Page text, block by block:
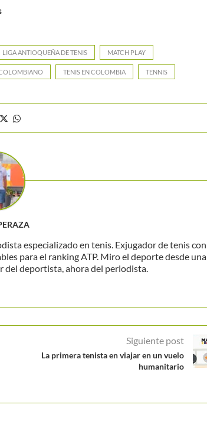
LIGA ANTIOQUEÑA DE TENIS MATCH PLAY
TENIS EN COLOMBIA TENNIS
especializado en tenis. Exjugador de tenis con
para el ranking ATP. Miro el deporte desde una
del deportista, ahora del periodista.
Siguiente post
La primera tenista en viajar en un vuelo
humanitario